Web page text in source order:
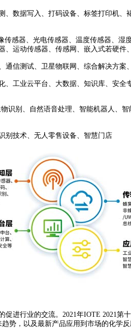
据写入、打码设备、标签打印机、
器、光电传感器、温度传感器、湿
运动传感器、传感网、嵌入式若硬件
信测试、卫星物联网、综合解决方案
工业云平台、大数据、知识库、安全
别、自然语音处理、智能机器人、
技术、无人零售设备、智慧门店
行业的交流。2021年IOTE 2021第
势，以及最新产品应用到市场的化学